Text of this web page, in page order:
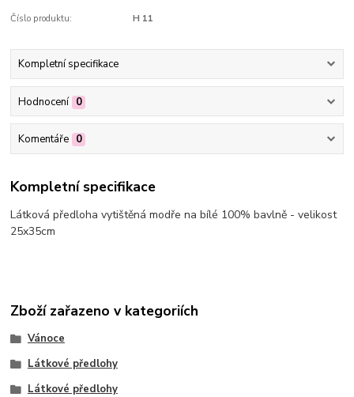
Číslo produktu: H 11
Kompletní specifikace
Hodnocení 0
Komentáře 0
Kompletní specifikace
Látková předloha vytištěná modře na bílé 100% bavlně - velikost
25x35cm
Zboží zařazeno v kategoriích
Vánoce
Látkové předlohy
Látkové předlohy